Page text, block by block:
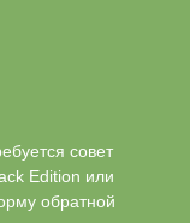
совет
Edition или
обратной